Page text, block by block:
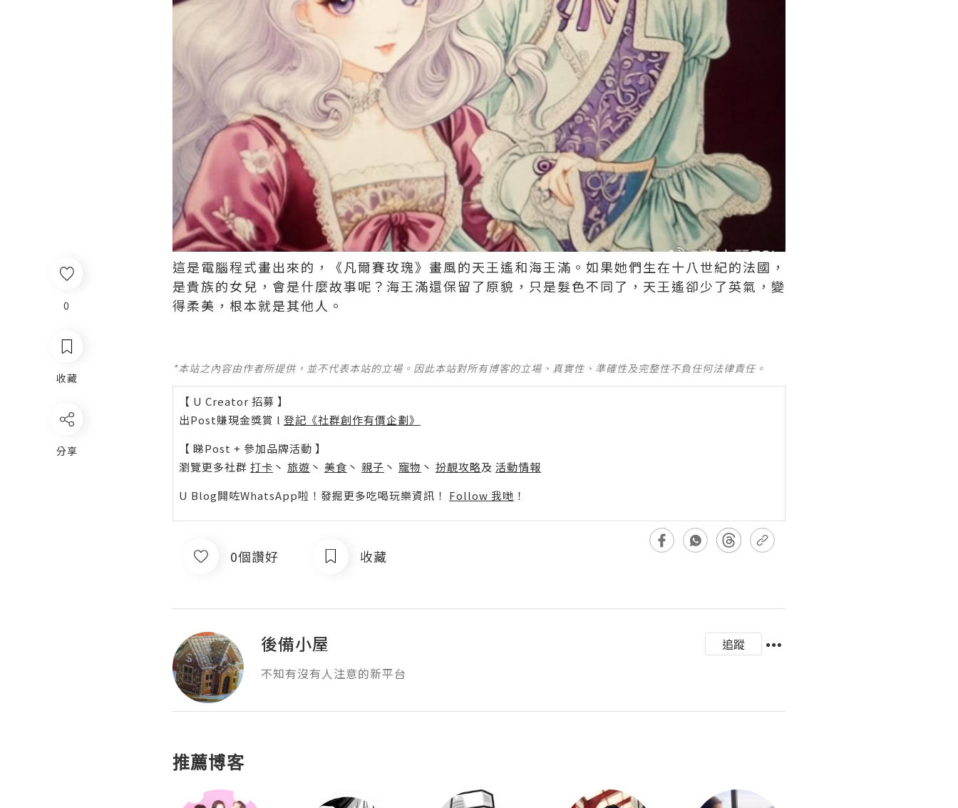
0
收藏
分享
這是電腦程式畫出來的，《凡爾賽玫瑰》畫風的天王遙和海王滿。如果她們生在十八世紀的法國，
是貴族的女兒，會是什麼故事呢？海王滿還保留了原貌，只是髮色不同了，天王遙卻少了英氣，變
得柔美，根本就是其他人。
*本站之內容由作者所提供，並不代表本站的立場。因此本站對所有博客的立場、真實性、準確性及完整性不負任何法律責任。
【 U Creator 招募 】
出Post賺現金獎賞 l 登記《社群創作有價企劃》
【 睇Post + 參加品牌活動 】
瀏覽更多社群 打卡 丶 旅遊 丶 美食 丶 親子 丶 寵物 丶 扮靚攻略及 活動情報
U Blog開咗WhatsApp啦！發掘更多吃喝玩樂資訊！ Follow 我哋 ！
0個讚好 收藏
後備小屋
追蹤
不知有沒有人注意的新平台
推薦博客